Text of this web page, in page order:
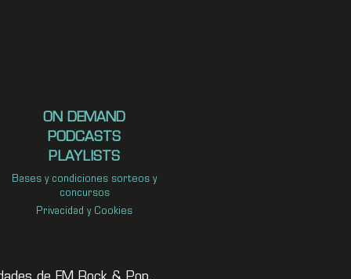
ON DEMAND
PODCASTS
PLAYLISTS
Bases y condiciones sorteos y
concursos
Privacidad y Cookies